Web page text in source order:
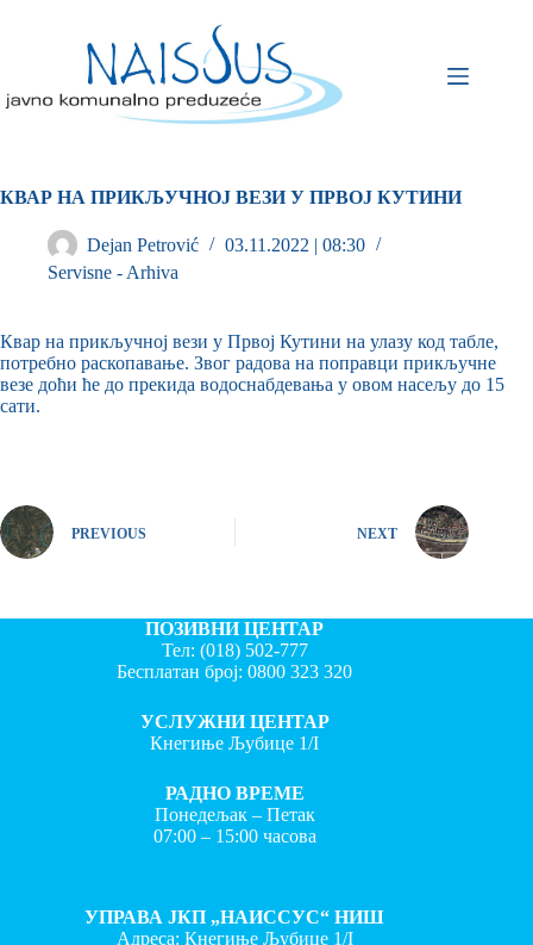
КВАР НА ПРИКЉУЧНОЈ ВЕЗИ У ПРВОЈ КУТИНИ
Dejan Petrović
03.11.2022 | 08:30
Servisne - Arhiva
Квар на прикључној вези у Првој Кутини на улазу код табле,
потребно раскопавање. Звог радова на поправци прикључне
везе доћи ће до прекида водоснабдевања у овом насељу до 15
сати.
PREVIOUS NEXT
ПОЗИВНИ ЦЕНТАР
Тел: (018) 502-777
Бесплатан број:0800 323 320
УСЛУЖНИ ЦЕНТАР
Кнегиње Љубице 1/I
РАДНО ВРЕМЕ
Понедељак – Петак
07:00 – 15:00 часова
УПРАВА ЈКП „НАИССУС“ НИШ
Адреса: Кнегиње Љубице 1/I